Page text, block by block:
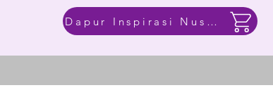
Dapur Inspirasi Nusantara